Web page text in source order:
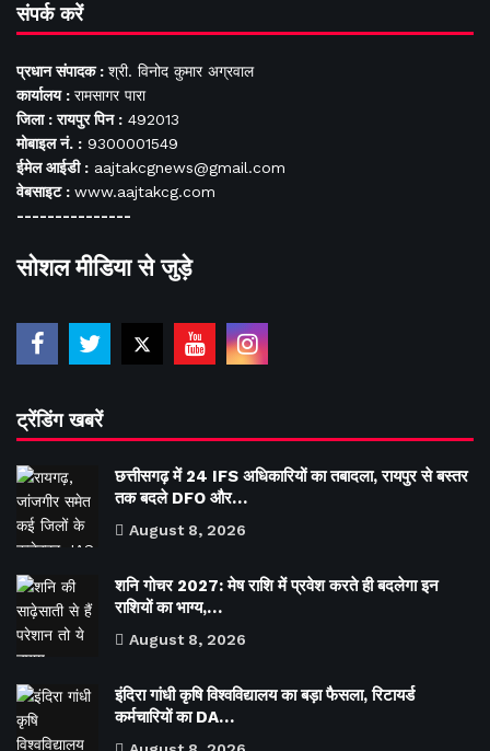
संपर्क करें
प्रधान संपादक : श्री. विनोद कुमार अग्रवाल
कार्यालय : रामसागर पारा
जिला : रायपुर पिन : 492013
मोबाइल नं. : 9300001549
ईमेल आईडी : aajtakcgnews@gmail.com
वेबसाइट : www.aajtakcg.com
---------------
सोशल मीडिया से जुड़े
ट्रेंडिंग खबरें
छत्तीसगढ़ में 24 IFS अधिकारियों का तबादला, रायपुर से बस्तर
तक बदले DFO और…
August 8, 2026
शनि गोचर 2027: मेष राशि में प्रवेश करते ही बदलेगा इन
राशियों का भाग्य,…
August 8, 2026
इंदिरा गांधी कृषि विश्वविद्यालय का बड़ा फैसला, रिटायर्ड
कर्मचारियों का DA…